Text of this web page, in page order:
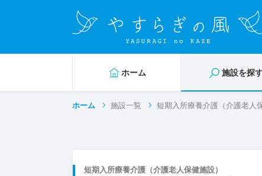
ホーム 施設を探
ホーム 施設一覧 短期入所療養介護（介護老人
短期入所療養介護（介護老人保健施設）